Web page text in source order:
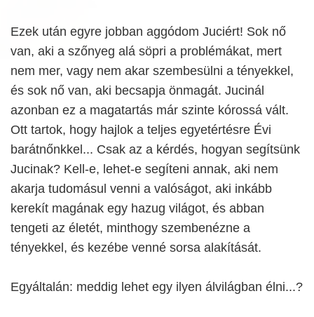
Ezek után egyre jobban aggódom Juciért! Sok nő
van, aki a szőnyeg alá söpri a problémákat, mert
nem mer, vagy nem akar szembesülni a tényekkel,
és sok nő van, aki becsapja önmagát. Jucinál
azonban ez a magatartás már szinte kórossá vált.
Ott tartok, hogy hajlok a teljes egyetértésre Évi
barátnőnkkel... Csak az a kérdés, hogyan segítsünk
Jucinak? Kell-e, lehet-e segíteni annak, aki nem
akarja tudomásul venni a valóságot, aki inkább
kerekít magának egy hazug világot, és abban
tengeti az életét, minthogy szembenézne a
tényekkel, és kezébe venné sorsa alakítását.
Egyáltalán: meddig lehet egy ilyen álvilágban élni...?